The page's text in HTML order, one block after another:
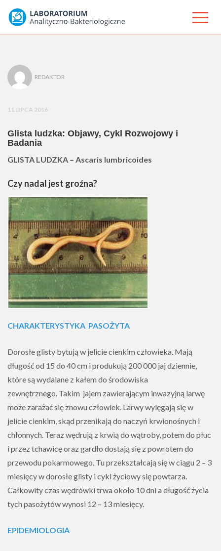
REDAKTOR
11 LIPCA 2016
Glista ludzka: Objawy, Cykl Rozwojowy i
Badania
GLISTA LUDZKA – Ascaris lumbricoides
Czy nadal jest groźna?
CHARAKTERYSTYKA PASOŻYTA
Dorosłe glisty bytują w jelicie cienkim człowieka. Mają
długość od 15 do 40 cm i produkują 200 000 jaj dziennie,
które są wydalane z kałem do środowiska
zewnętrznego. Takim jajem zawierającym inwazyjną larwę
może zarażać się znowu człowiek. Larwy wylęgają się w
jelicie cienkim, skąd przenikają do naczyń krwionośnych i
chłonnych. Teraz wędrują z krwią do wątroby, potem do płuc
i przez tchawicę oraz gardło dostają się z powrotem do
przewodu pokarmowego. Tu przekształcają się w ciągu 2 – 3
miesięcy w dorosłe glisty i cykl życiowy się powtarza.
Całkowity czas wędrówki trwa około 10 dni a długość życia
tych pasożytów wynosi 12 – 13 miesięcy.
EPIDEMIOLOGIA